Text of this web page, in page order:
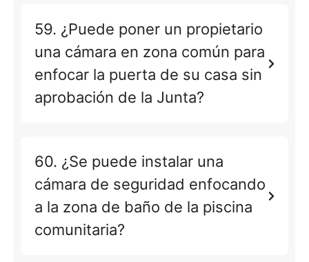
59. ¿Puede poner un propietario
una cámara en zona común para
enfocar la puerta de su casa sin
aprobación de la Junta?
60. ¿Se puede instalar una
cámara de seguridad enfocando
a la zona de baño de la piscina
comunitaria?